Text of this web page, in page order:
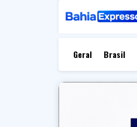
Geral Brasil